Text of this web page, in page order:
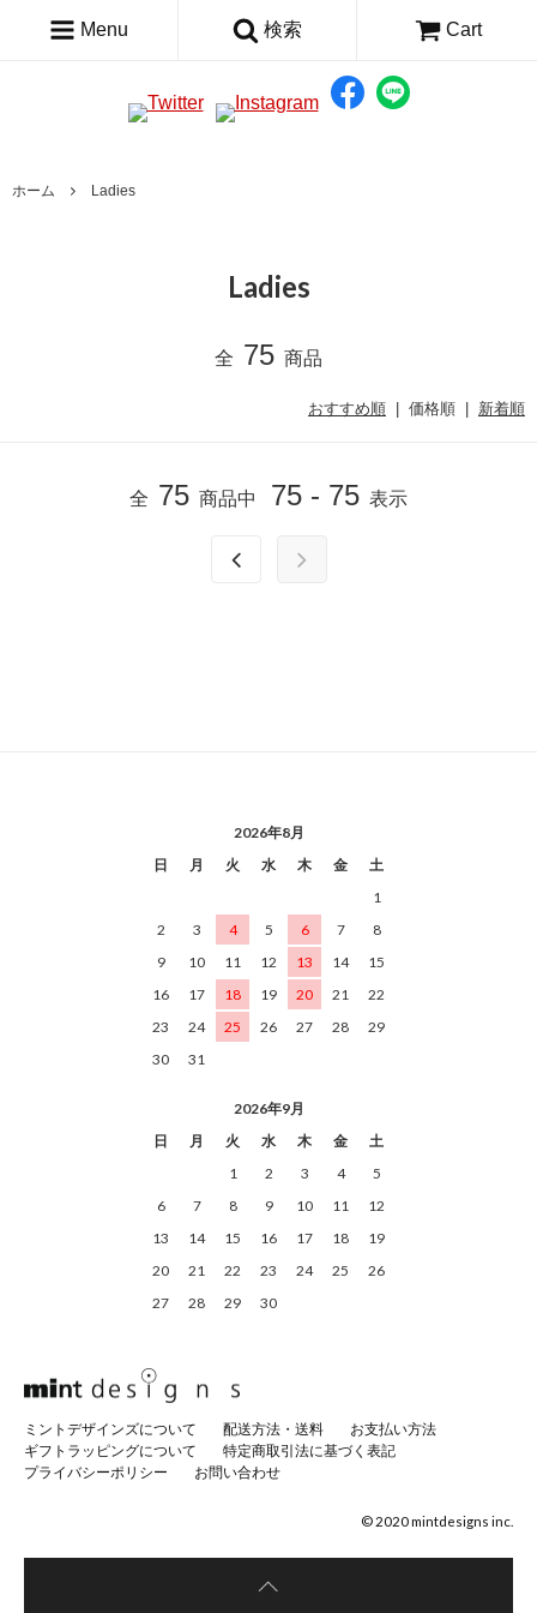
Menu 検索 Cart
ホーム Ladies
Ladies
全 75 商品
おすすめ順 | 価格順 | 新着順
全 75 商品中 75 - 75 表示
2026年8月
日
月 火 水 木 金
土
1
2
3 4 5 6 7
8
9
10 11 12 13 14
15
16
17 18 19 20 21
22
23
24 25 26 27 28
29
30
31
2026年9月
日
月 火 水 木 金
土
1
2 3 4
5
6
7 8 9 10 11
12
13
14 15 16 17 18
19
20
21 22 23 24 25
26
27
28 29 30
ミントデザインズについて 配送方法・送料
お支払い方法
ギフトラッピングについて
特定商取引法に基づく表記
プライバシーポリシー
お問い合わせ
© 2020 mintdesigns inc.